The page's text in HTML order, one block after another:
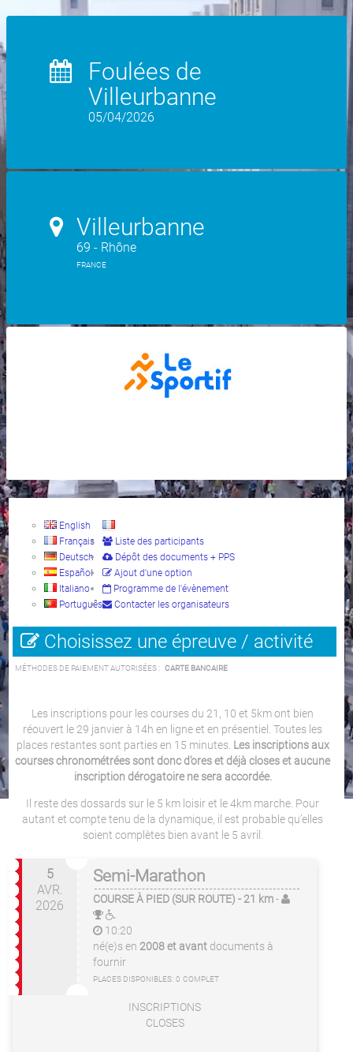
Foulées de
Villeurbanne
05/04/2026
Villeurbanne
69 - Rhône
FRANCE
English
Français
Deutsch
Español
Italiano
Português
Liste des participants
Dépôt des documents + PPS
Ajout d'une option
Programme de l'évènement
Contacter les organisateurs
Choisissez une épreuve / activité
MÉTHODES DE PAIEMENT AUTORISÉES : CARTE BANCAIRE
Les inscriptions pour les courses du 21, 10 et 5km ont bien
réouvert le 29 janvier à 14h en ligne et en présentiel. Toutes les
places restantes sont parties en 15 minutes. Les inscriptions aux
courses chronométrées sont donc d’ores et déjà closes et aucune
inscription dérogatoire ne sera accordée.
Il reste des dossards sur le 5 km loisir et le 4km marche. Pour
autant et compte tenu de la dynamique, il est probable qu’elles
soient complètes bien avant le 5 avril.
5
AVR.
2026
Semi-Marathon
COURSE À PIED (SUR ROUTE) - 21 km-
10:20
né(e)s en 2008 et avant documents à
fournir
PLACES DISPONIBLES: 0 COMPLET
INSCRIPTIONS
CLOSES